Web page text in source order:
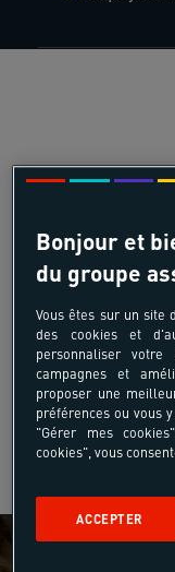
Bonjour et
du groupe
Vous êtes sur un site
des cookies et
personnaliser
campagnes et
proposer une
préférences ou vous
"Gérer mes
cookies", vous
ACCEPTER